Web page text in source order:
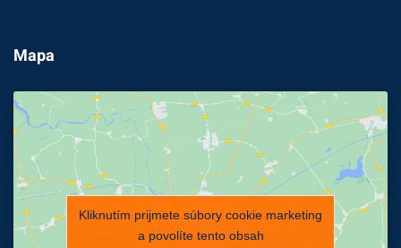
Mapa
Kliknutím prijmete súbory cookie marketing
a povolíte tento obsah